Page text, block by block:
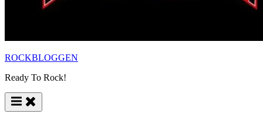
ROCKBLOGGEN
Ready To Rock!